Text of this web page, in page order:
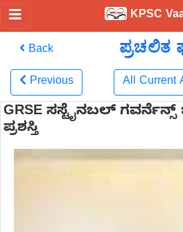
KPSC
Back ಪ್ರಚಲಿತ
Previous All Current
GRSE ಸಸ್ಟೈನಬಲ್
ಪ್ರಶಸ್ತಿ